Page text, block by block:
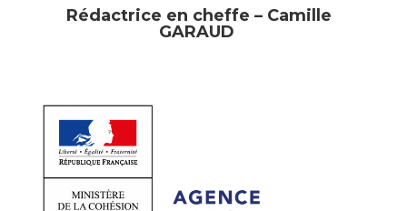
Rédactrice en cheffe – Camille
GARAUD